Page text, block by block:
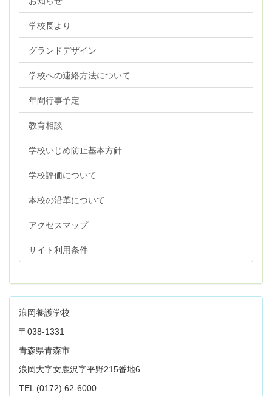
学校長より
グランドデザイン
学校への連絡方法について
年間行事予定
教育相談
学校いじめ防止基本方針
学校評価について
本校の沿革について
アクセスマップ
サイト利用条件
浪岡養護学校
〒038-1331
青森県青森市
浪岡大字女鹿沢字平野215番地6
TEL (0172) 62-6000